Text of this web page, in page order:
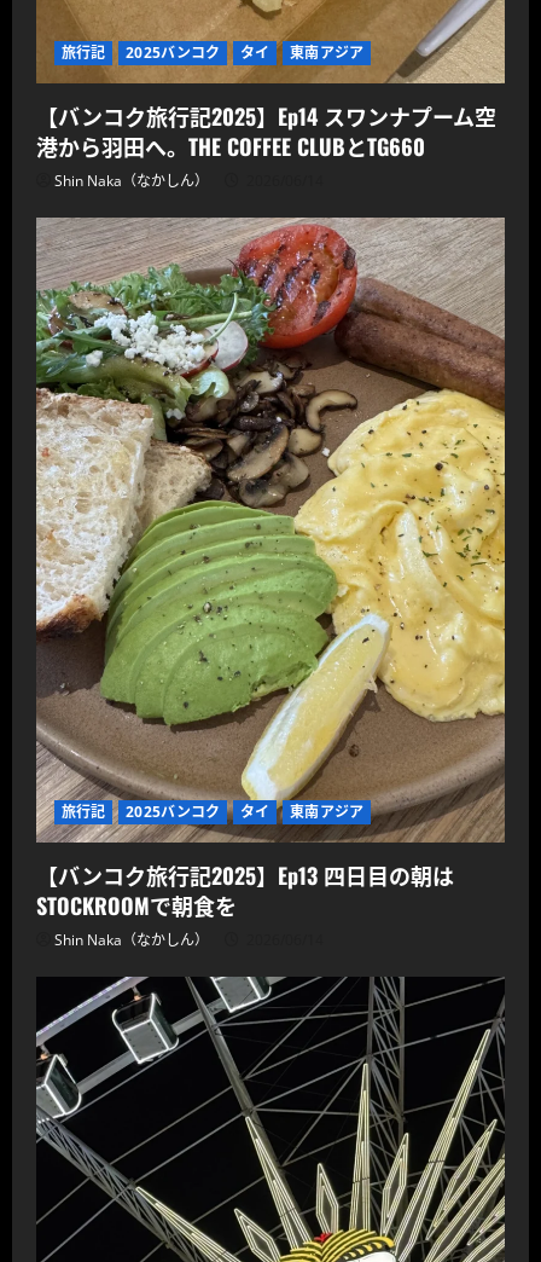
旅行記 2025バンコク タイ 東南アジア
【バンコク旅行記2025】Ep14 スワンナプーム空
港から羽田へ。THE COFFEE CLUBとTG660
Shin Naka（なかしん）
旅行記 2025バンコク タイ 東南アジア
【バンコク旅行記2025】Ep13 四日目の朝は
STOCKROOMで朝食を
Shin Naka（なかしん）